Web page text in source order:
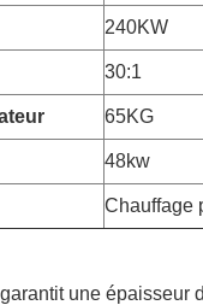
240KW
30:1
65KG
48kw
Chauffage
une épaisseur